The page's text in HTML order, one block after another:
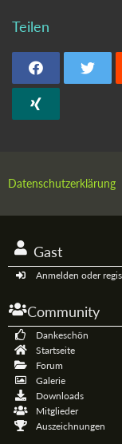
Teilen
Datenschutzerklärung
Gast
Anmelden oder
Community
Dankeschön
Startseite
Forum
Galerie
Downloads
Mitglieder
Auszeichnungen